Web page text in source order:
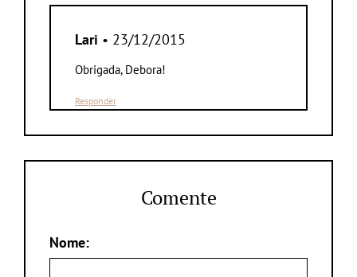
Lari • 23/12/2015
Obrigada, Debora!
Responder
Comente
Nome: